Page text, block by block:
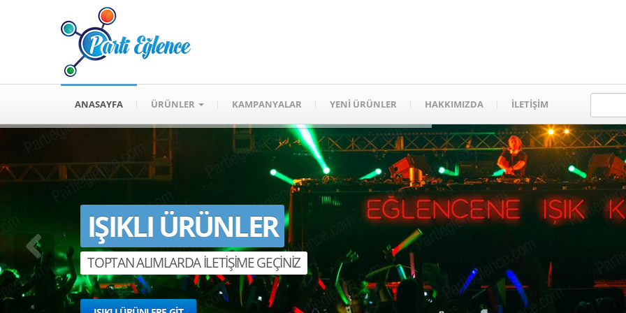
ANASAYFA ÜRÜNLER KAMPANYALAR YENİ ÜRÜNLER HAKKIMIZDA İLETİŞİM
IŞIKLI ÜRÜNLER
TOPTAN ALIMLARDA İLETİŞİME GEÇİNİZ